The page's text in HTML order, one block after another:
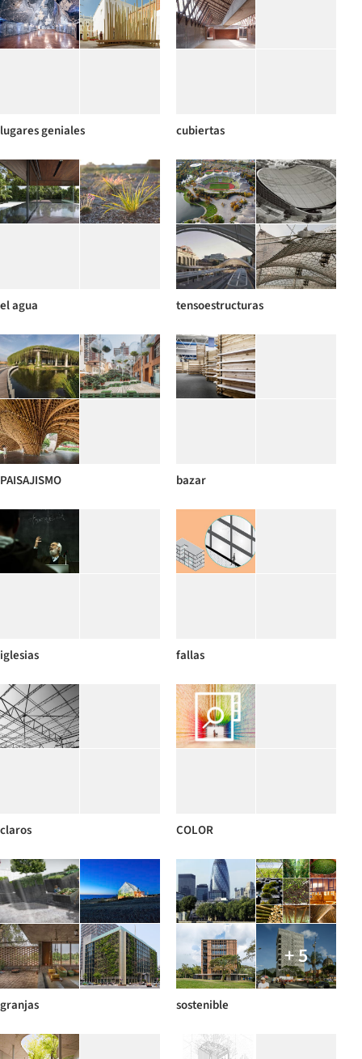
lugares geniales cubiertas
el agua tensoestructuras
PAISAJISMO bazar
iglesias fallas
claros COLOR
granjas
+ 5
sostenible